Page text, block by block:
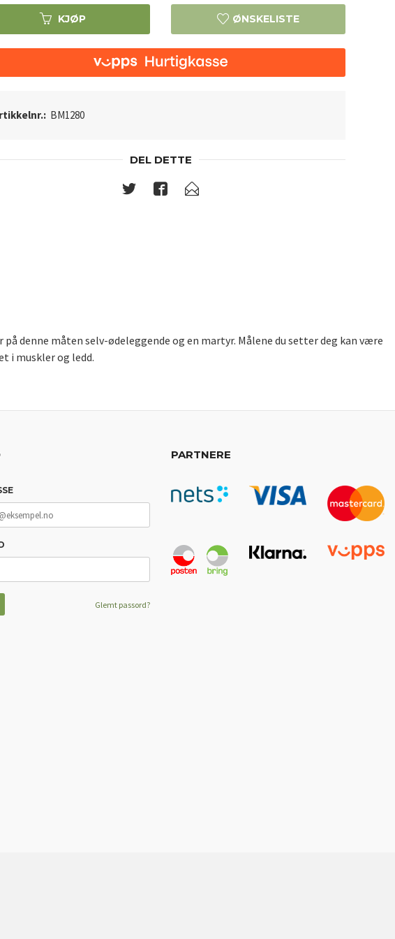
KJØP ØNSKELISTE
BM1280
DEL DETTE
denne måten selv-ødeleggende og en martyr. Målene du setter deg kan være
i muskler og ledd.
Glemt passord?
PARTNERE